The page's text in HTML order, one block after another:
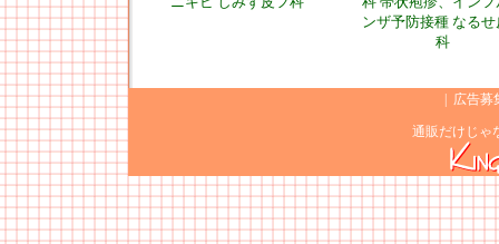
ンザ予防接種 なるせ
科
広告募
通販だけじゃ